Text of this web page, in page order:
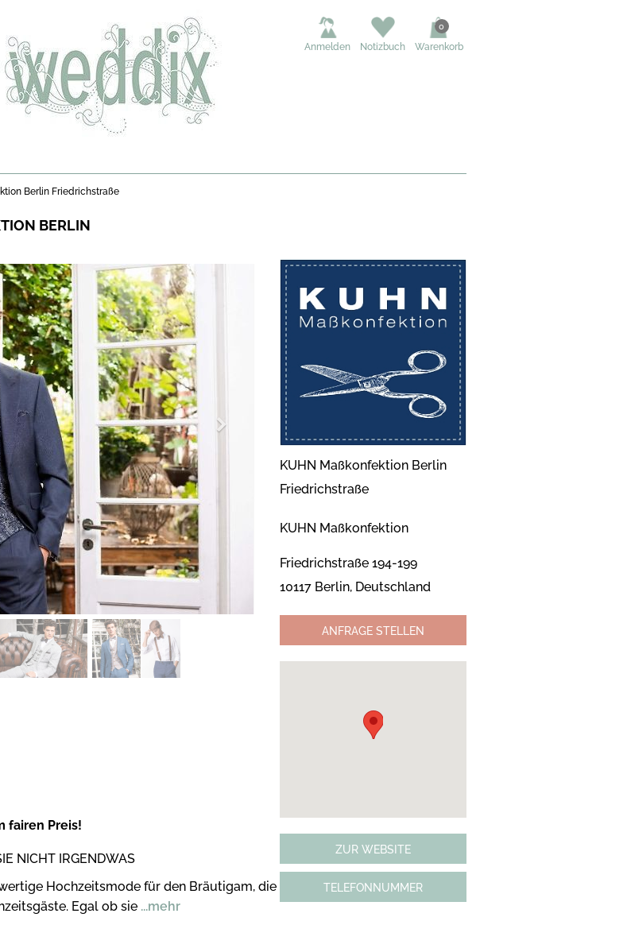
Warenkorb
0
Notizbuch
Anmelden
Berlin Friedrichstraße
BERLIN
fairen Preis!
NICHT IRGENDWAS
Hochzeitsmode für den Bräutigam, die
Egal ob sie ...mehr
KUHN Maßkonfektion Berlin
Friedrichstraße
KUHN Maßkonfektion
Friedrichstraße 194-199
10117 Berlin, Deutschland
ANFRAGE STELLEN
ZUR WEBSITE
TELEFONNUMMER